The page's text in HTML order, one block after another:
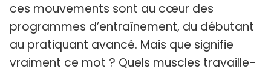
ces mouvements sont au cœur des
programmes d’entraînement, du débutant
au pratiquant avancé. Mais que signifie
vraiment ce mot ? Quels muscles travaille-